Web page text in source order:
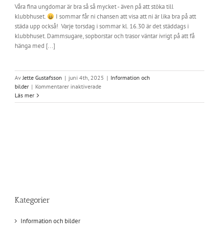
Våra fina ungdomar är bra så så mycket - även på att stöka till
klubbhuset.
I sommar får ni chansen att visa att ni är lika bra på att
städa upp också! Varje torsdag i sommar kl. 16.30 är det städdags i
klubbhuset. Dammsugare, sopborstar och trasor väntar ivrigt på att få
hänga med [...]
AvJette Gustafsson | juni 4th, 2025 | Information och
bilder | Kommentarer inaktiveradeför
i
Läs mer
Kategorier
Information och bilder